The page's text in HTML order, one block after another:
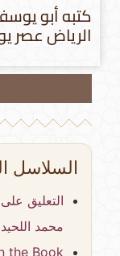
كتبه أبو
الرياض عصر يوم
السلاسل
التعليق
محمد
the Book